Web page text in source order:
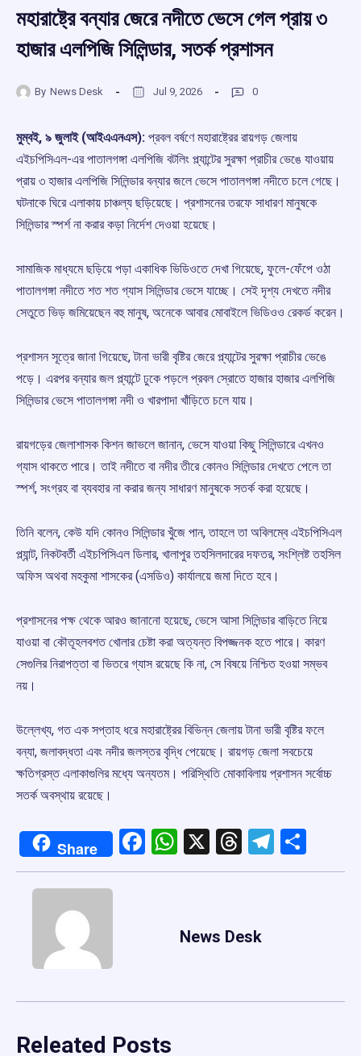
মহারাষ্ট্রে বন্যার জেরে নদীতে ভেসে গেল প্রায় ৩
হাজার এলপিজি সিলিন্ডার, সতর্ক প্রশাসন
By News Desk Jul 9, 2026 0
মুম্বই, ৯ জুলাই (আইএএনএস): প্রবল বর্ষণে মহারাষ্ট্রের রায়গড় জেলায়
এইচপিসিএল-এর পাতালগঙ্গা এলপিজি বটলিং প্ল্যান্টের সুরক্ষা প্রাচীর ভেঙে যাওয়ায়
প্রায় ৩ হাজার এলপিজি সিলিন্ডার বন্যার জলে ভেসে পাতালগঙ্গা নদীতে চলে গেছে।
ঘটনাকে ঘিরে এলাকায় চাঞ্চল্য ছড়িয়েছে। প্রশাসনের তরফে সাধারণ মানুষকে
সিলিন্ডার স্পর্শ না করার কড়া নির্দেশ দেওয়া হয়েছে।
সামাজিক মাধ্যমে ছড়িয়ে পড়া একাধিক ভিডিওতে দেখা গিয়েছে, ফুলে-ফেঁপে ওঠা
পাতালগঙ্গা নদীতে শত শত গ্যাস সিলিন্ডার ভেসে যাচ্ছে। সেই দৃশ্য দেখতে নদীর
সেতুতে ভিড় জমিয়েছেন বহু মানুষ, অনেকে আবার মোবাইলে ভিডিওও রেকর্ড করেন।
প্রশাসন সূত্রে জানা গিয়েছে, টানা ভারী বৃষ্টির জেরে প্ল্যান্টের সুরক্ষা প্রাচীর ভেঙে
পড়ে। এরপর বন্যার জল প্ল্যান্টে ঢুকে পড়লে প্রবল স্রোতে হাজার হাজার এলপিজি
সিলিন্ডার ভেসে পাতালগঙ্গা নদী ও খারপাদা খাঁড়িতে চলে যায়।
রায়গড়ের জেলাশাসক কিশন জাভলে জানান, ভেসে যাওয়া কিছু সিলিন্ডারে এখনও
গ্যাস থাকতে পারে। তাই নদীতে বা নদীর তীরে কোনও সিলিন্ডার দেখতে পেলে তা
স্পর্শ, সংগ্রহ বা ব্যবহার না করার জন্য সাধারণ মানুষকে সতর্ক করা হয়েছে।
তিনি বলেন, কেউ যদি কোনও সিলিন্ডার খুঁজে পান, তাহলে তা অবিলম্বে এইচপিসিএল
প্ল্যান্ট, নিকটবর্তী এইচপিসিএল ডিলার, খালাপুর তহসিলদারের দফতর, সংশ্লিষ্ট তহসিল
অফিস অথবা মহকুমা শাসকের (এসডিও) কার্যালয়ে জমা দিতে হবে।
প্রশাসনের পক্ষ থেকে আরও জানানো হয়েছে, ভেসে আসা সিলিন্ডার বাড়িতে নিয়ে
যাওয়া বা কৌতূহলবশত খোলার চেষ্টা করা অত্যন্ত বিপজ্জনক হতে পারে। কারণ
সেগুলির নিরাপত্তা বা ভিতরে গ্যাস রয়েছে কি না, সে বিষয়ে নিশ্চিত হওয়া সম্ভব
নয়।
উল্লেখ্য, গত এক সপ্তাহ ধরে মহারাষ্ট্রের বিভিন্ন জেলায় টানা ভারী বৃষ্টির ফলে
বন্যা, জলাবদ্ধতা এবং নদীর জলস্তর বৃদ্ধি পেয়েছে। রায়গড় জেলা সবচেয়ে
ক্ষতিগ্রস্ত এলাকাগুলির মধ্যে অন্যতম। পরিস্থিতি মোকাবিলায় প্রশাসন সর্বোচ্চ
সতর্ক অবস্থায় রয়েছে।
Share Facebook
WhatsApp
X Threads
News Desk
Releated Posts